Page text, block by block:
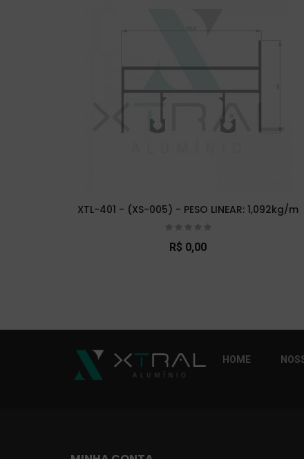
XTL-401 - (XS-005) - PESO LINEAR: 1,092kg/m
R$ 0,00
HOME